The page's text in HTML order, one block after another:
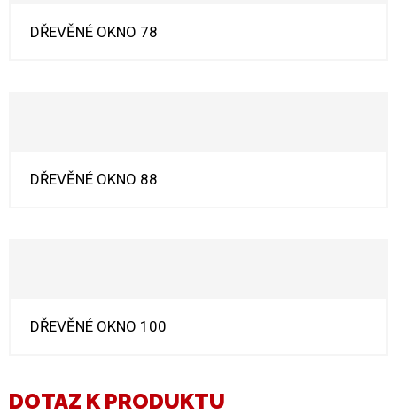
DŘEVĚNÉ OKNO 78
DŘEVĚNÉ OKNO 88
DŘEVĚNÉ OKNO 100
DOTAZ K PRODUKTU